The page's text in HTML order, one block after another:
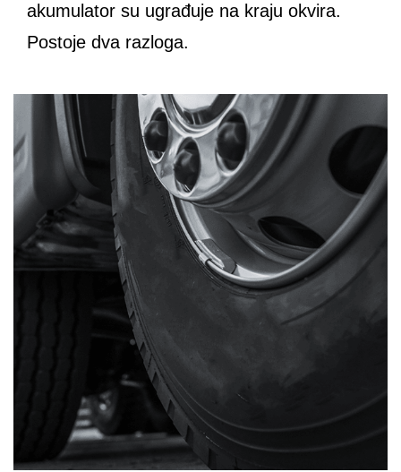
akumulator su ugrađuje na kraju okvira.
Postoje dva razloga.